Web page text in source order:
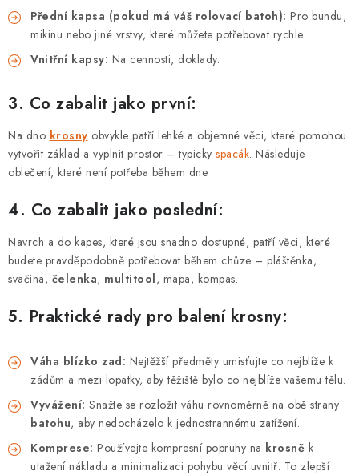
Přední kapsa (pokud má váš rolovací batoh): Pro bundu,
mikinu nebo jiné vrstvy, které můžete potřebovat rychle.
Vnitřní kapsy: Na cennosti, doklady.
3. Co zabalit jako první:
Na dno krosny obvykle patří lehké a objemné věci, které pomohou
vytvořit základ a vyplnit prostor – typicky spacák. Následuje
oblečení, které není potřeba během dne.
4. Co zabalit jako poslední:
Navrch a do kapes, které jsou snadno dostupné, patří věci, které
budete pravděpodobně potřebovat během chůze – pláštěnka,
svačina, čelenka, multitool, mapa, kompas.
5. Praktické rady pro balení krosny:
Váha blízko zad: Nejtěžší předměty umisťujte co nejblíže k
zádům a mezi lopatky, aby těžiště bylo co nejblíže vašemu tělu.
Vyvážení: Snažte se rozložit váhu rovnoměrně na obě strany
batohu, aby nedocházelo k jednostrannému zatížení.
Komprese: Používejte kompresní popruhy na krosně k
utažení nákladu a minimalizaci pohybu věcí uvnitř. To zlepší